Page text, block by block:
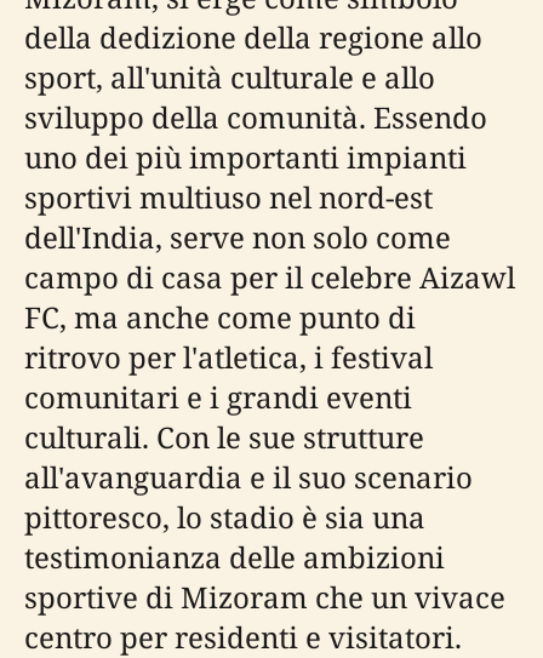
della dedizione della regione allo
sport, all'unità culturale e allo
sviluppo della comunità. Essendo
uno dei più importanti impianti
sportivi multiuso nel nord-est
dell'India, serve non solo come
campo di casa per il celebre Aizawl
FC, ma anche come punto di
ritrovo per l'atletica, i festival
comunitari e i grandi eventi
culturali. Con le sue strutture
all'avanguardia e il suo scenario
pittoresco, lo stadio è sia una
testimonianza delle ambizioni
sportive di Mizoram che un vivace
centro per residenti e visitatori.